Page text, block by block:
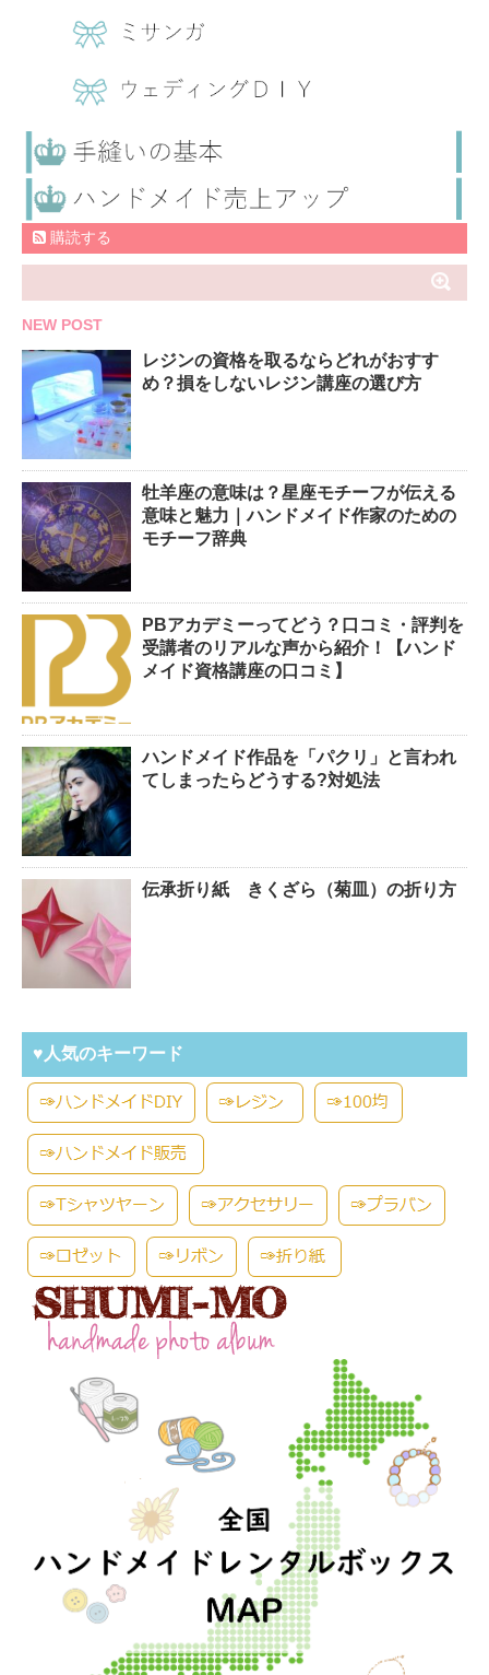
購読する
NEW POST
レジンの資格を取るならどれがおすす
め？損をしないレジン講座の選び方
牡羊座の意味は？星座モチーフが伝える
意味と魅力｜ハンドメイド作家のための
モチーフ辞典
PBアカデミーってどう？口コミ・評判を
受講者のリアルな声から紹介！【ハンド
メイド資格講座の口コミ】
ハンドメイド作品を「パクリ」と言われ
てしまったらどうする?対処法
伝承折り紙 きくざら（菊皿）の折り方
♥人気のキーワード